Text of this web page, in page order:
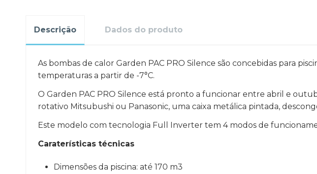
Descrição Dados do produto
As bombas de calor Garden PAC PRO Silence são concebidas para
temperaturas a partir de -7°C.
O Garden PAC PRO Silence está pronto a funcionar entre abril e
rotativo Mitsubushi ou Panasonic, uma caixa metálica pintada,
Este modelo com tecnologia Full Inverter tem 4 modos de
Caraterísticas técnicas
Dimensões da piscina: até 170 m3